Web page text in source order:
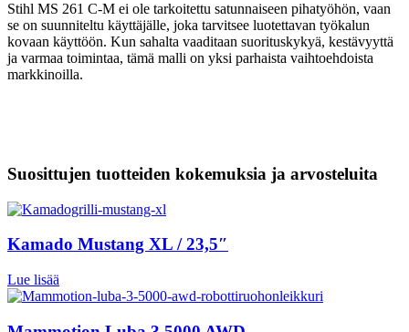
Stihl MS 261 C-M ei ole tarkoitettu satunnaiseen pihatyöhön, vaan
se on suunniteltu käyttäjälle, joka tarvitsee luotettavan työkalun
kovaan käyttöön. Kun sahalta vaaditaan suorituskykyä, kestävyyttä
ja varmaa toimintaa, tämä malli on yksi parhaista vaihtoehdoista
markkinoilla.
Suosittujen tuotteiden kokemuksia ja arvosteluita
Kamado Mustang XL / 23,5″
Lue lisää